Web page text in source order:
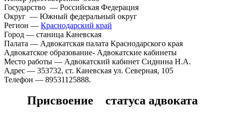
Государство — Российская Федерация
Округ — Южный федеральный округ
Регион — Краснодарский край
Город — станица Каневская
Палата — Адвокатская палата Краснодарского края
Адвокатское образование- Адвокатские кабинеты
Место работы — Адвокатский кабинет Сиднина Н.А.
Адрес — 353732, ст. Каневская ул. Северная, 105
Телефон — 89531125888.
Присвоение статуса адвоката